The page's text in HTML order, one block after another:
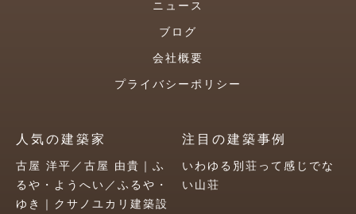
ニュース
ブログ
会社概要
プライバシーポリシー
人気の建築家
古屋 洋平／古屋 由貴｜ふ
るや・ようへい／ふるや・
ゆき｜クサノユカリ建築設
注目の建築事例
いわゆる別荘って感じでな
い山荘